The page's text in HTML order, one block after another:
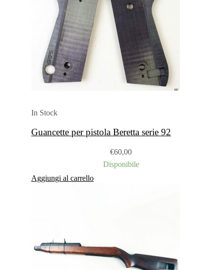
In Stock
Guancette per pistola Beretta serie 92
€60,00
Disponibile
Aggiungi al carrello